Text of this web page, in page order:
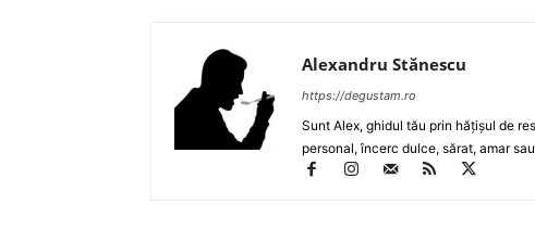
Alexandru Stănescu
https://degustam.ro
Sunt Alex, ghidul tău prin hăţişul de
personal, încerc dulce, sărat, amar